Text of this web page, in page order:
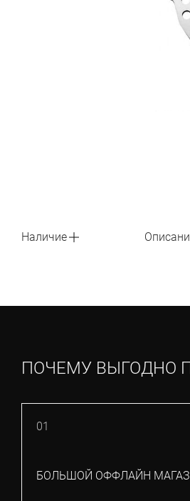
Наличие
ПОЧЕМУ ВЫГОДНО
01
БОЛЬШОЙ ОФФЛАЙН